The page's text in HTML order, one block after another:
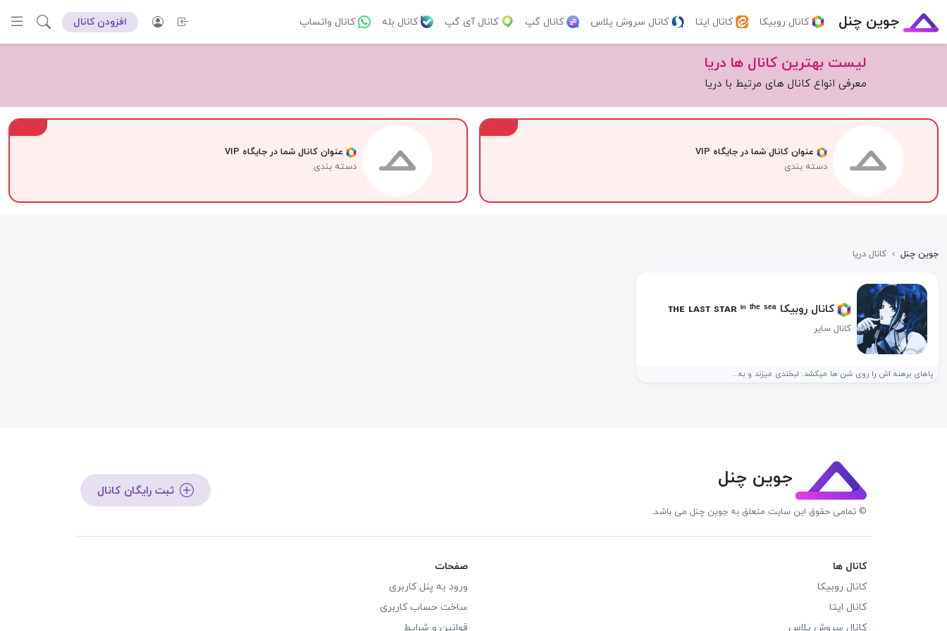
جوین چنل کانال روبیکا کانال ایتا کانال سروش پلاس کانال گپ کانال آی گپ کانال بله کانال واتساپ افزودن کانال
لیست بهترین کانال ها دریا
معرفی انواع کانال های مرتبط با دریا
عنوان کانال شما در جایگاه VIP
دسته بندی
عنوان کانال شما در جایگاه VIP
دسته بندی
جوین چنل › کانال دریا
کانال روبیکا ᴛʜᴇ ʟᴀsᴛ sᴛᴀʀ ᶦⁿ ᵗʰᵉ ˢᵉᵃ
کانال سایر
پاهای برهنه اش را روی شن ها میکشد. لبخندی میزند و به...
جوین چنل
© تمامی حقوق این سایت متعلق به جوین چنل می باشد.
ثبت رایگان کانال
کانال ها
کانال روبیکا
کانال ایتا
کانال سروش پلاس
صفحات
ورود به پنل کاربری
ساخت حساب کاربری
قوانین و شرایط